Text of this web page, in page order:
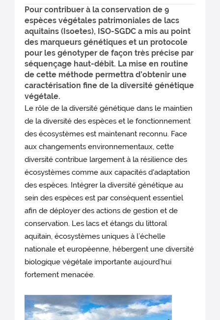
Pour contribuer à la conservation de 9
espèces végétales patrimoniales de lacs
aquitains (Isoetes), ISO-SGDC a mis au point
des marqueurs génétiques et un protocole
pour les génotyper de façon très précise par
séquençage haut-débit. La mise en routine
de cette méthode permettra d’obtenir une
caractérisation fine de la diversité génétique
végétale.
Le rôle de la diversité génétique dans le maintien
de la diversité des espèces et le fonctionnement
des écosystèmes est maintenant reconnu. Face
aux changements environnementaux, cette
diversité contribue largement à la résilience des
écosystèmes comme aux capacités d'adaptation
des espèces. Intégrer la diversité génétique au
sein des espèces est par conséquent essentiel
afin de déployer des actions de gestion et de
conservation. Les lacs et étangs du littoral
aquitain, écosystèmes uniques à l’échelle
nationale et européenne, hébergent une diversité
biologique végétale importante aujourd’hui
fortement menacée.